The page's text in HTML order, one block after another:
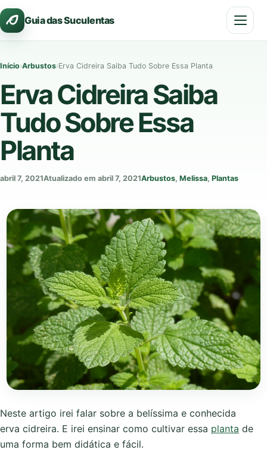
Pular
para
o
Guia das Suculentas
Início›Arbustos›Erva Cidreira Saiba Tudo Sobre Essa Planta
Erva Cidreira Saiba
Tudo Sobre Essa
Planta
abril 7, 2021Atualizado em abril 7, 2021Arbustos, Melissa, Plantas
Neste artigo irei falar sobre a belíssima e conhecida
erva cidreira. E irei ensinar como cultivar essa planta de
uma forma bem didática e fácil.